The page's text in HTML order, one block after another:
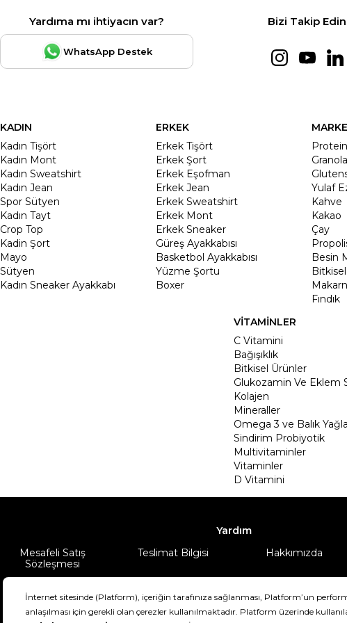
Yardıma mı ihtiyacın var?
WhatsApp Destek
Bizi Takip Edin
KADIN
Kadın Tişört
Kadın Mont
Kadın Sweatshirt
Kadın Jean
Spor Sütyen
Kadın Tayt
Crop Top
Kadin Şort
Mayo
Sütyen
Kadın Sneaker Ayakkabı
ERKEK
Erkek Tişört
Erkek Şort
Erkek Eşofman
Erkek Jean
Erkek Sweatshirt
Erkek Mont
Erkek Sneaker
Güreş Ayakkabısı
Basketbol Ayakkabısı
Yüzme Şortu
Boxer
Yulaf
Kahve
Kakao
Çay
Besin
Fındık
VİTAMİNLER
C Vitamini
Bağışıklık
Bitkisel Ürünler
Glukozamin Ve Eklem
Kolajen
Mineraller
Omega 3 ve Balık
Sindirim Probiyotik
Multivitaminler
Vitaminler
D Vitamini
Yardım
Mesafeli Satış
Sözleşmesi
Teslimat Bilgisi Hakkımızda